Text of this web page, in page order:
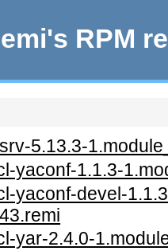
RPM
5.13.3-
yaconf-1.1.3-
yaconf-devel-
yar-2.4.0-